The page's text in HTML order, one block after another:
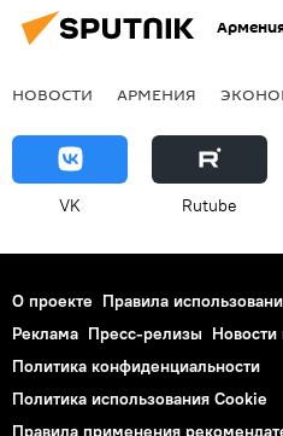
НОВОСТИ АРМЕНИЯ
VK Rutube
О проекте Правила
Реклама Пресс-релизы
Политика конфиденциальности
Политика использования Cookie
Правила применения